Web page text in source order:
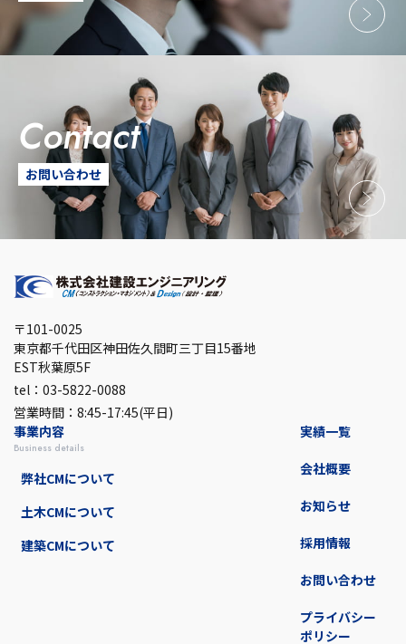
contact
お問い合わせ
〒101-0025
東京都千代田区神田佐久間町三丁目15番地
EST秋葉原5F
tel：03-5822-0088
営業時間：8:45-17:45(平日)
事業内容
business details
弊社CMについて
土木CMについて
建築CMについて
実績一覧
会社概要
お知らせ
採用情報
お問い合わせ
プライバシー
ポリシー